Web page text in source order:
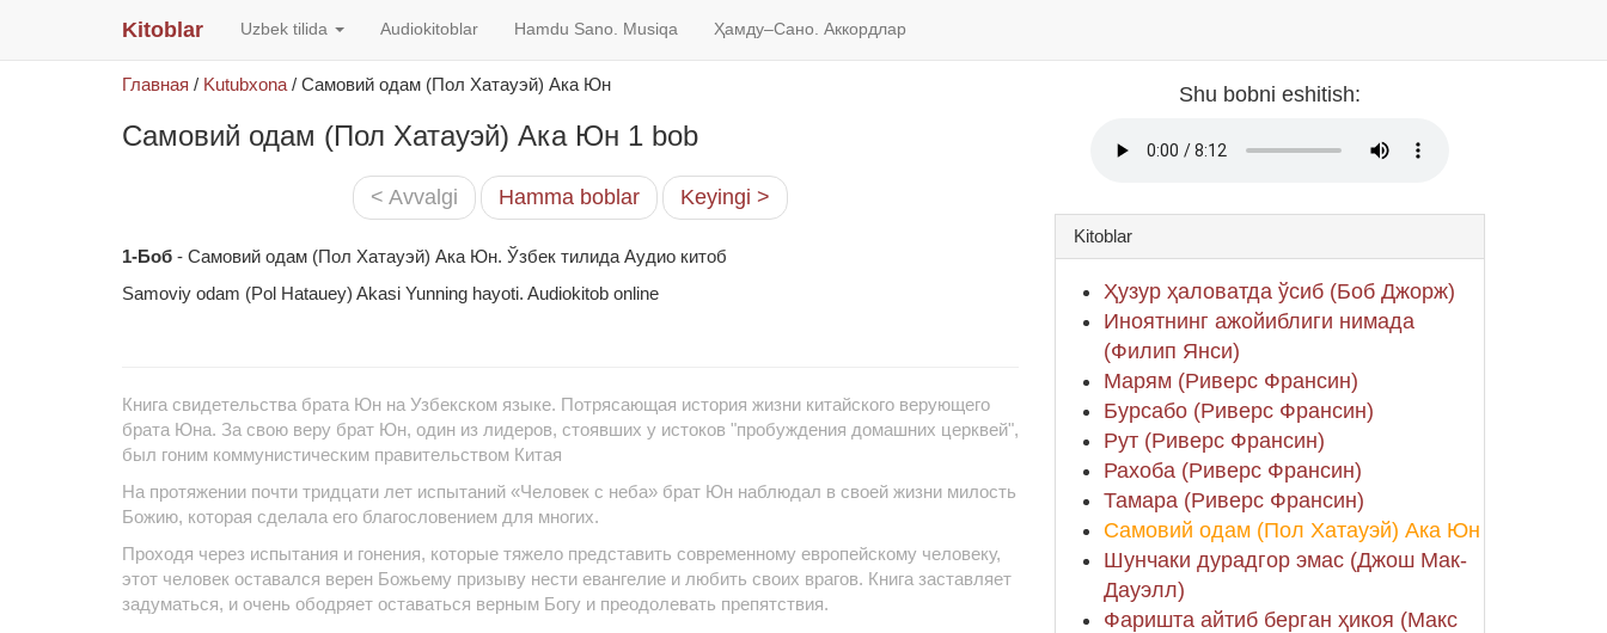
Kitoblar Uzbek tilida Audiokitoblar Hamdu Sano. Musiqa Ҳамду–Сано. Аккордлар
Главная / Kutubxona / Самовий одам (Пол Хатауэй) Ака Юн
Самовий одам (Пол Хатауэй) Ака Юн 1 bob
< Avvalgi Hamma boblar Keyingi >
1-Боб - Самовий одам (Пол Хатауэй) Ака Юн. Ўзбек тилида Аудио китоб
Samoviy odam (Pol Hatauey) Akasi Yunning hayoti. Audiokitob online
Книга свидетельства брата Юн на Узбекском языке. Потрясающая история жизни китайского верующего
брата Юна. За свою веру брат Юн, один из лидеров, стоявших у истоков "пробуждения домашних церквей",
был гоним коммунистическим правительством Китая
На протяжении почти тридцати лет испытаний «Человек с неба» брат Юн наблюдал в своей жизни милость
Божию, которая сделала его благословением для многих.
Проходя через испытания и гонения, которые тяжело представить современному европейскому человеку,
этот человек оставался верен Божьему призыву нести евангелие и любить своих врагов. Книга заставляет
задуматься, и очень ободряет оставаться верным Богу и преодолевать препятствия.
Shu bobni eshitish:
Kitoblar
Ҳузур ҳаловатда ўсиб (Боб Джорж)
Иноятнинг ажойиблиги нимада
(Филип Янси)
Марям (Риверс Франсин)
Бурсабо (Риверс Франсин)
Рут (Риверс Франсин)
Рахоба (Риверс Франсин)
Тамара (Риверс Франсин)
Самовий одам (Пол Хатауэй) Ака Юн
Шунчаки дурадгор эмас (Джош Мак-
Дауэлл)
Фаришта айтиб берган ҳикоя (Макс